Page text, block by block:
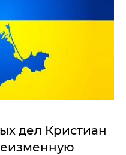
дел Кристиан